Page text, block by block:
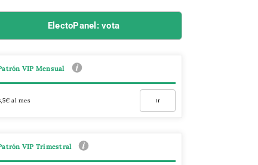
ElectoPanel: vota
VIP Mensual
al mes Ir
VIP Trimestral